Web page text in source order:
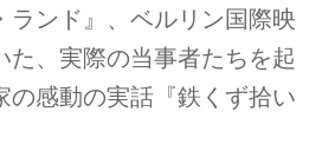
ランド』、ベルリン国際映
た、実際の当事者たちを起
の感動の実話『鉄くず拾い